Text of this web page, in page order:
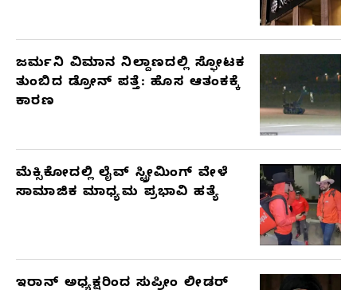
ಜರ್ಮನಿ ವಿಮಾನ ನಿಲ್ದಾಣದಲ್ಲಿ ಸ್ಫೋಟಕ
ತುಂಬಿದ ಡ್ರೋನ್ ಪತ್ತೆ: ಹೊಸ ಆತಂಕಕ್ಕೆ
ಕಾರಣ
ಮೆಕ್ಸಿಕೋದಲ್ಲಿ ಲೈವ್ ಸ್ಟ್ರೀಮಿಂಗ್ ವೇಳೆ
ಸಾಮಾಜಿಕ ಮಾಧ್ಯಮ ಪ್ರಭಾವಿ ಹತ್ಯೆ
ಇರಾನ್ ಅಧ್ಯಕ್ಷರಿಂದ ಸುಪ್ರೀಂ ಲೀಡರ್